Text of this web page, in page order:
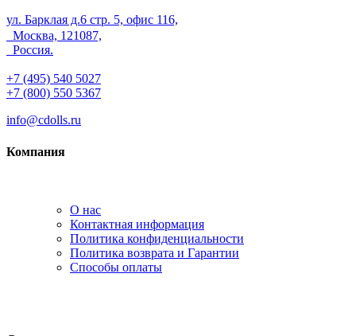
ул. Барклая д.6 стр. 5, офис 116,
Москва, 121087,
Россия.
+7 (495) 540 5027
+7 (800) 550 5367
info@cdolls.ru
Компания
О нас
Контактная информация
Политика конфиденциальности
Политика возврата и Гарантии
Способы оплаты